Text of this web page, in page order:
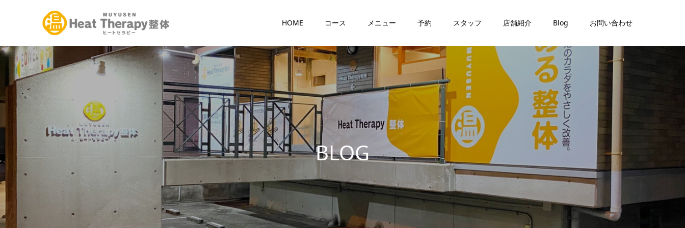
HOME コース メニュー 予約 スタッフ 店舗紹介 Blog お問い合わせ
BLOG